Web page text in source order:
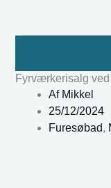
Fyrværkerisalg
AfMikkel
25/12/2024
Furesøbad,